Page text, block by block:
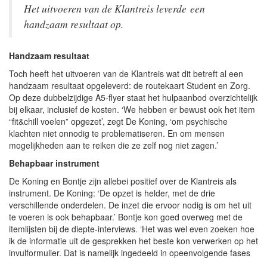
Het uitvoeren van de Klantreis leverde een
handzaam resultaat op.
Handzaam resultaat
Toch heeft het uitvoeren van de Klantreis wat dit betreft al een
handzaam resultaat opgeleverd: de routekaart Student en Zorg.
Op deze dubbelzijdige A5-flyer staat het hulpaanbod overzichtelijk
bij elkaar, inclusief de kosten. ‘We hebben er bewust ook het item
“fit&chill voelen” opgezet’, zegt De Koning, ‘om psychische
klachten niet onnodig te problematiseren. En om mensen
mogelijkheden aan te reiken die ze zelf nog niet zagen.’
Behapbaar instrument
De Koning en Bontje zijn allebei positief over de Klantreis als
instrument. De Koning: ‘De opzet is helder, met de drie
verschillende onderdelen. De inzet die ervoor nodig is om het uit
te voeren is ook behapbaar.’ Bontje kon goed overweg met de
itemlijsten bij de diepte-interviews. ‘Het was wel even zoeken hoe
ik de informatie uit de gesprekken het beste kon verwerken op het
invulformulier. Dat is namelijk ingedeeld in opeenvolgende fases